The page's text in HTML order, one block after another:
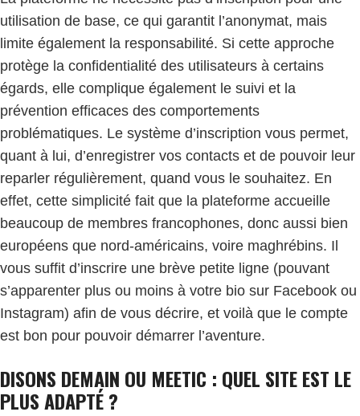
utilisation de base, ce qui garantit l’anonymat, mais
limite également la responsabilité. Si cette approche
protège la confidentialité des utilisateurs à certains
égards, elle complique également le suivi et la
prévention efficaces des comportements
problématiques. Le système d’inscription vous permet,
quant à lui, d’enregistrer vos contacts et de pouvoir leur
reparler régulièrement, quand vous le souhaitez. En
effet, cette simplicité fait que la plateforme accueille
beaucoup de membres francophones, donc aussi bien
européens que nord-américains, voire maghrébins. Il
vous suffit d’inscrire une brève petite ligne (pouvant
s’apparenter plus ou moins à votre bio sur Facebook ou
Instagram) afin de vous décrire, et voilà que le compte
est bon pour pouvoir démarrer l’aventure.
DISONS DEMAIN OU MEETIC : QUEL SITE EST LE
PLUS ADAPTÉ ?